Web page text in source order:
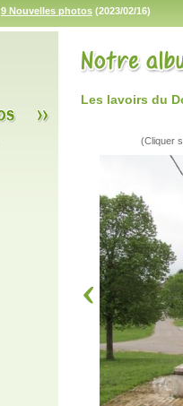
9 Nouvelles photos (2023/02/16)
Les lavoirs du
(Cliquer